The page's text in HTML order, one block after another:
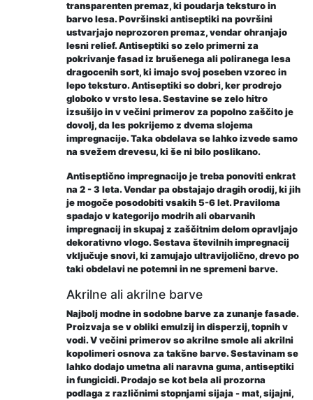
transparenten premaz, ki poudarja teksturo in
barvo lesa. Površinski antiseptiki na površini
ustvarjajo neprozoren premaz, vendar ohranjajo
lesni relief. Antiseptiki so zelo primerni za
pokrivanje fasad iz brušenega ali poliranega lesa
dragocenih sort, ki imajo svoj poseben vzorec in
lepo teksturo. Antiseptiki so dobri, ker prodrejo
globoko v vrsto lesa. Sestavine se zelo hitro
izsušijo in v večini primerov za popolno zaščito je
dovolj, da les pokrijemo z dvema slojema
impregnacije. Taka obdelava se lahko izvede samo
na svežem drevesu, ki še ni bilo poslikano.
Antiseptično impregnacijo je treba ponoviti enkrat
na 2 - 3 leta. Vendar pa obstajajo dragih orodij, ki jih
je mogoče posodobiti vsakih 5-6 let. Praviloma
spadajo v kategorijo modrih ali obarvanih
impregnacij in skupaj z zaščitnim delom opravljajo
dekorativno vlogo. Sestava številnih impregnacij
vključuje snovi, ki zamujajo ultravijolično, drevo po
taki obdelavi ne potemni in ne spremeni barve.
Akrilne ali akrilne barve
Najbolj modne in sodobne barve za zunanje fasade.
Proizvaja se v obliki emulzij in disperzij, topnih v
vodi. V večini primerov so akrilne smole ali akrilni
kopolimeri osnova za takšne barve. Sestavinam se
lahko dodajo umetna ali naravna guma, antiseptiki
in fungicidi. Prodajo se kot bela ali prozorna
podlaga z različnimi stopnjami sijaja - mat, sijajni,